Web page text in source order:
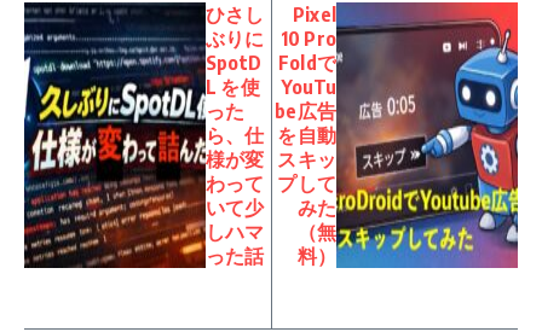
ひさし
ぶりに
SpotD
L を使
った
ら、仕
様が変
わって
いて少
しハマ
った話
Pixel
10 Pro
Foldで
YouTu
be広告
を自動
スキッ
プして
みた
（無
料）